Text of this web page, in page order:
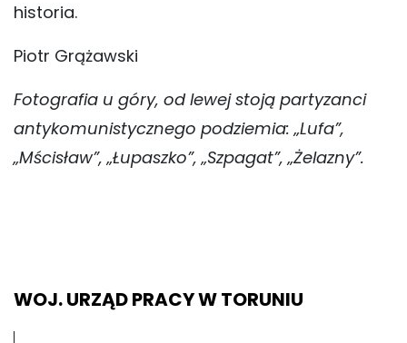
historia.
Piotr Grążawski
Fotografia u góry, od lewej stoją partyzanci
antykomunistycznego podziemia: „Lufa”,
„Mścisław”, „Łupaszko”, „Szpagat”, „Żelazny”.
WOJ. URZĄD PRACY W TORUNIU